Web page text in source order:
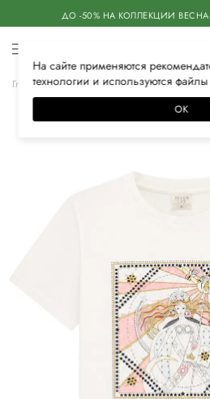
ДО -50% НА КОЛЛЕКЦИИ
Главная Женская Одежда Футболки
На сайте применяются
технологии и используются
ОК